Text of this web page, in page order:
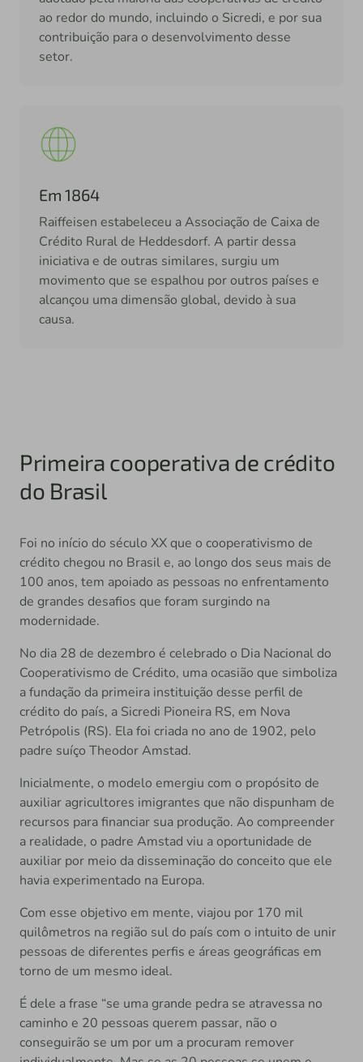
ao redor do mundo, incluindo o Sicredi, e por sua
contribuição para o desenvolvimento desse
setor.
Em 1864
Raiffeisen estabeleceu a Associação de Caixa de
Crédito Rural de Heddesdorf. A partir dessa
iniciativa e de outras similares, surgiu um
movimento que se espalhou por outros países e
alcançou uma dimensão global, devido à sua
causa.
Primeira cooperativa de crédito
do Brasil
Foi no início do século XX que o cooperativismo de
crédito chegou no Brasil e, ao longo dos seus mais de
100 anos, tem apoiado as pessoas no enfrentamento
de grandes desafios que foram surgindo na
modernidade.
No dia 28 de dezembro é celebrado o Dia Nacional do
Cooperativismo de Crédito, uma ocasião que simboliza
a fundação da primeira instituição desse perfil de
crédito do país, a Sicredi Pioneira RS, em Nova
Petrópolis (RS). Ela foi criada no ano de 1902, pelo
padre suíço Theodor Amstad.
Inicialmente, o modelo emergiu com o propósito de
auxiliar agricultores imigrantes que não dispunham de
recursos para financiar sua produção. Ao compreender
a realidade, o padre Amstad viu a oportunidade de
auxiliar por meio da disseminação do conceito que ele
havia experimentado na Europa.
Com esse objetivo em mente, viajou por 170 mil
quilômetros na região sul do país com o intuito de unir
pessoas de diferentes perfis e áreas geográficas em
torno de um mesmo ideal.
É dele a frase “se uma grande pedra se atravessa no
caminho e 20 pessoas querem passar, não o
conseguirão se um por um a procuram remover